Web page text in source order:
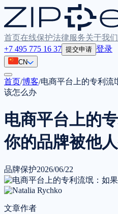
首页在线保护法律服务关于我们
+7 495 775 16 37 提交申请 登录
CN
首页/博客/电商平台上的专利流
该怎么办
电商平台上的
你的品牌被他
品牌保护2026/06/22
文章作者